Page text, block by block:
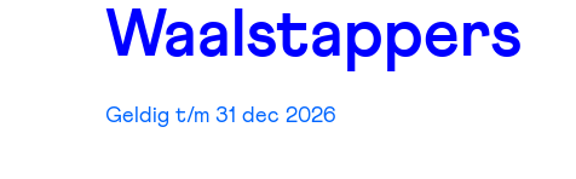
Waalstappers
Geldig t/m 31 dec 2026